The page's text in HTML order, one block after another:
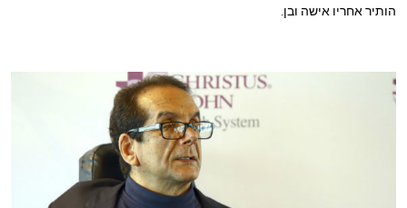
הותיר אחריו אישה ובן.